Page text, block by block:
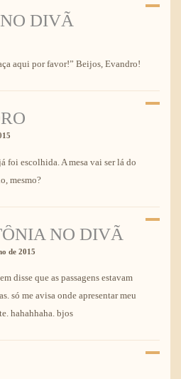
DIVÃ
aqui por favor!” Beijos, Evandro!
foi escolhida. A mesa vai ser lá do
mesmo?
NO DIVÃ
de 2015
disse que as passagens estavam
só me avisa onde apresentar meu
hahahhaha. bjos